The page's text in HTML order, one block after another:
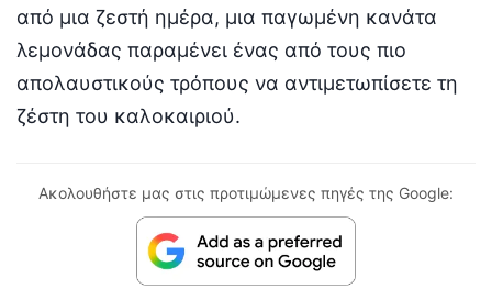
από μια ζεστή ημέρα, μια παγωμένη κανάτα
λεμονάδας παραμένει ένας από τους πιο
απολαυστικούς τρόπους να αντιμετωπίσετε τη
ζέστη του καλοκαιριού.
Ακολουθήστε μας στις προτιμώμενες πηγές της Google: